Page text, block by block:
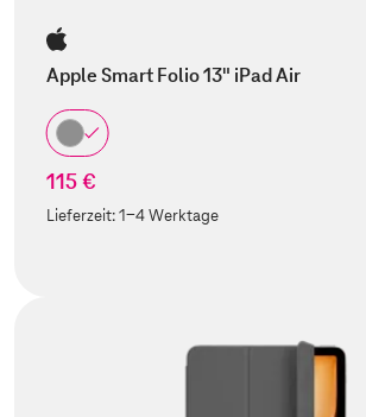
Apple Smart Folio 13" iPad Air
115 €
Lieferzeit:1-4 Werktage